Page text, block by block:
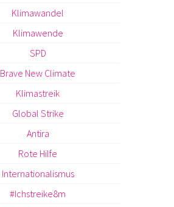
Klimawandel
Klimawende
SPD
Brave New Climate
Klimastreik
Global Strike
Antira
Rote Hilfe
Internationalismus
#Ichstreike8m